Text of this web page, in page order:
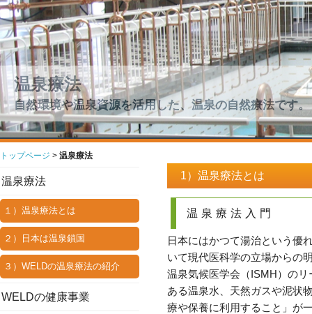
温泉療法
自然環境や温泉資源を活用した、温泉の自然療法です。
トップページ > 温泉療法
温泉療法
１）温泉療法とは
２）日本は温泉鎖国
３）WELDの温泉療法の紹介
WELDの健康事業
1）温泉療法とは
温泉療法入門
日本にはかつて湯治という優
いて現代医科学の立場からの
温泉気候医学会（ISMH）の
ある温泉水、天然ガスや泥状
療や保養に利用すること」が